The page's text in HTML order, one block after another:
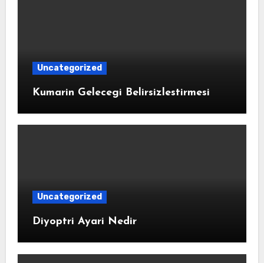
Uncategorized
Kumarin Gelecegi Belirsizlestirmesi
Uncategorized
Diyoptri Ayari Nedir